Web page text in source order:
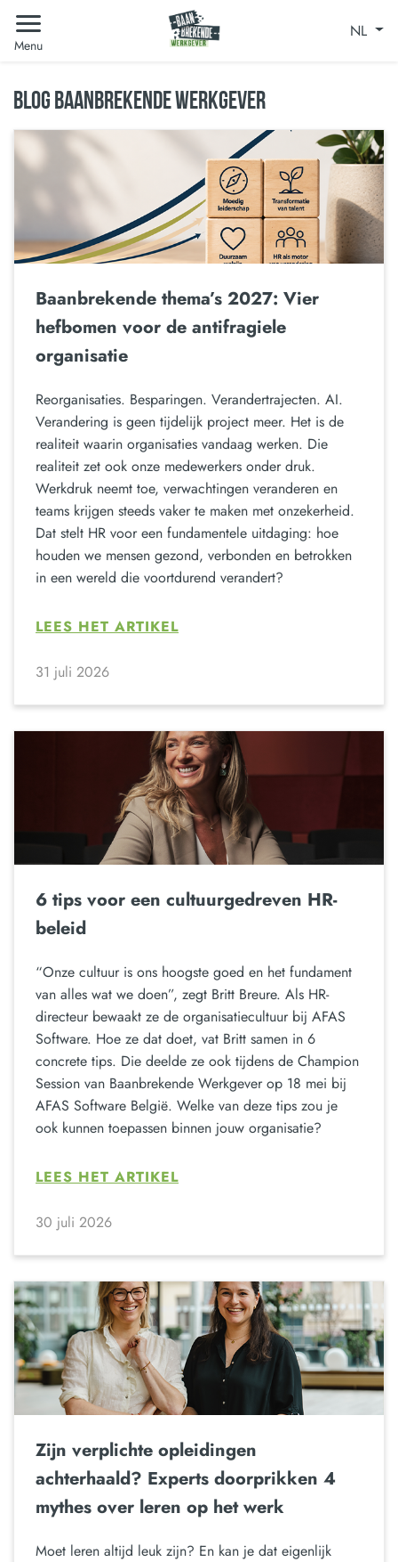
Menu
NL
BLOG BAANBREKENDE WERKGEVER
Baanbrekende thema’s 2027: Vier
hefbomen voor de antifragiele
organisatie
Reorganisaties. Besparingen. Verandertrajecten. AI.
Verandering is geen tijdelijk project meer. Het is de
realiteit waarin organisaties vandaag werken. Die
realiteit zet ook onze medewerkers onder druk.
Werkdruk neemt toe, verwachtingen veranderen en
teams krijgen steeds vaker te maken met onzekerheid.
Dat stelt HR voor een fundamentele uitdaging: hoe
houden we mensen gezond, verbonden en betrokken
in een wereld die voortdurend verandert?
LEES HET ARTIKEL
31 juli 2026
6 tips voor een cultuurgedreven HR-
beleid
“Onze cultuur is ons hoogste goed en het fundament
van alles wat we doen”, zegt Britt Breure. Als HR-
directeur bewaakt ze de organisatiecultuur bij AFAS
Software. Hoe ze dat doet, vat Britt samen in 6
concrete tips. Die deelde ze ook tijdens de Champion
Session van Baanbrekende Werkgever op 18 mei bij
AFAS Software België. Welke van deze tips zou je
ook kunnen toepassen binnen jouw organisatie?
LEES HET ARTIKEL
30 juli 2026
Zijn verplichte opleidingen
achterhaald? Experts doorprikken 4
mythes over leren op het werk
Moet leren altijd leuk zijn? En kan je dat eigenlijk